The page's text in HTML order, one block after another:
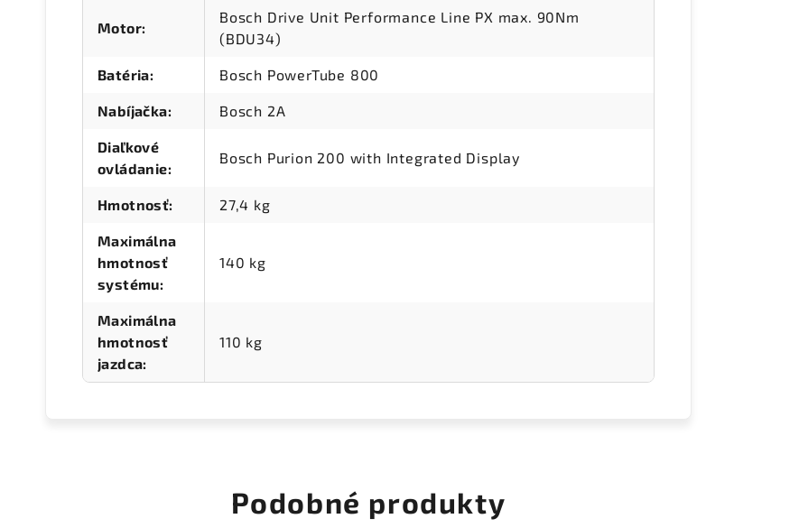
Motor:
Bosch Drive Unit Performance Line PX max. 90Nm
(BDU34)
Batéria: Bosch PowerTube 800
Nabíjačka: Bosch 2A
Diaľkové
ovládanie:
Bosch Purion 200 with Integrated Display
Hmotnosť: 27,4 kg
Maximálna
hmotnosť
systému:
140 kg
Maximálna
hmotnosť
jazdca:
110 kg
Podobné produkty